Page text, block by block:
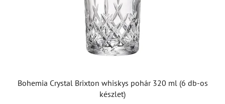
Bohemia Crystal Brixton whiskys pohár 320 ml (6 db-os
készlet)